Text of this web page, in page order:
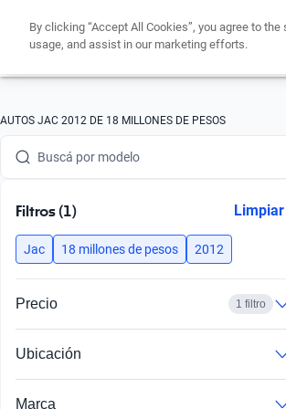
AUTOS JAC 2012 DE 18 MILLONES DE PESOS
Buscá por marca
Buscá por modelo
Buscá por año
Buscá por marca
Buscá por versión
Buscá por año
Filtros (1) Limpiar
Jac 18 millones de pesos 2012
Precio 1 filtro
Ubicación
Marca
By clicking “Accept All Cookies”, you agree to
usage, and assist in our marketing efforts.